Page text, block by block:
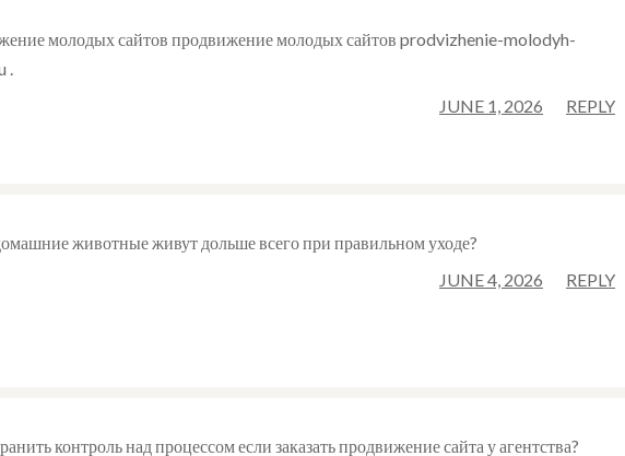
молодых сайтов продвижение молодых сайтов prodvizhenie-molodyh-
.
REPLY
JUNE 1, 2026
животные живут дольше всего при правильном уходе?
REPLY
JUNE 4, 2026
контроль над процессом если заказать продвижение сайта у агентства?